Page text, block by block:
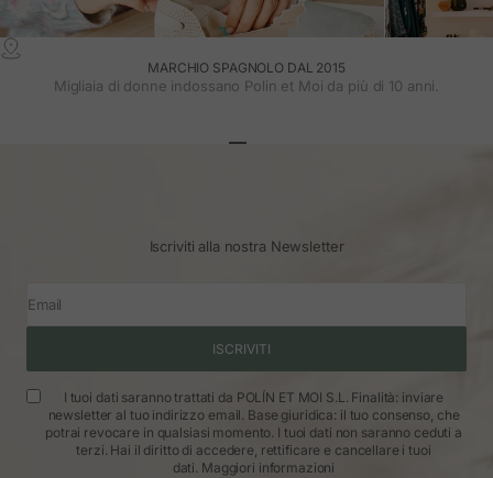
MARCHIO SPAGNOLO DAL 2015
Migliaia di donne indossano Polin et Moi da più di 10 anni.
Iscriviti alla nostra Newsletter
Email
ISCRIVITI
I tuoi dati saranno trattati da POLÍN ET MOI S.L. Finalità: inviare
newsletter al tuo indirizzo email. Base giuridica: il tuo consenso, che
potrai revocare in qualsiasi momento. I tuoi dati non saranno ceduti a
terzi. Hai il diritto di accedere, rettificare e cancellare i tuoi
dati. Maggiori informazioni